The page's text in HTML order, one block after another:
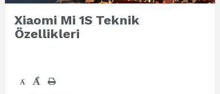
Xiaomi Mi 1S Teknik
Özellikleri
- +